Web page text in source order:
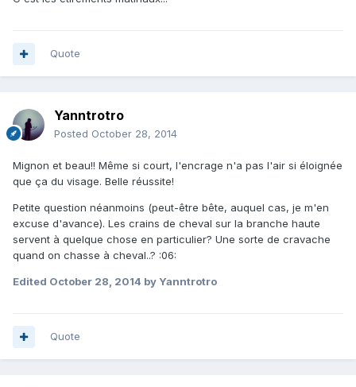
Quote
Yanntrotro
Posted October 28, 2014
Mignon et beau!! Même si court, l'encrage n'a pas l'air si éloignée
que ça du visage. Belle réussite!
Petite question néanmoins (peut-être bête, auquel cas, je m'en
excuse d'avance). Les crains de cheval sur la branche haute
servent à quelque chose en particulier? Une sorte de cravache
quand on chasse à cheval..? :06:
Edited October 28, 2014 by Yanntrotro
Quote